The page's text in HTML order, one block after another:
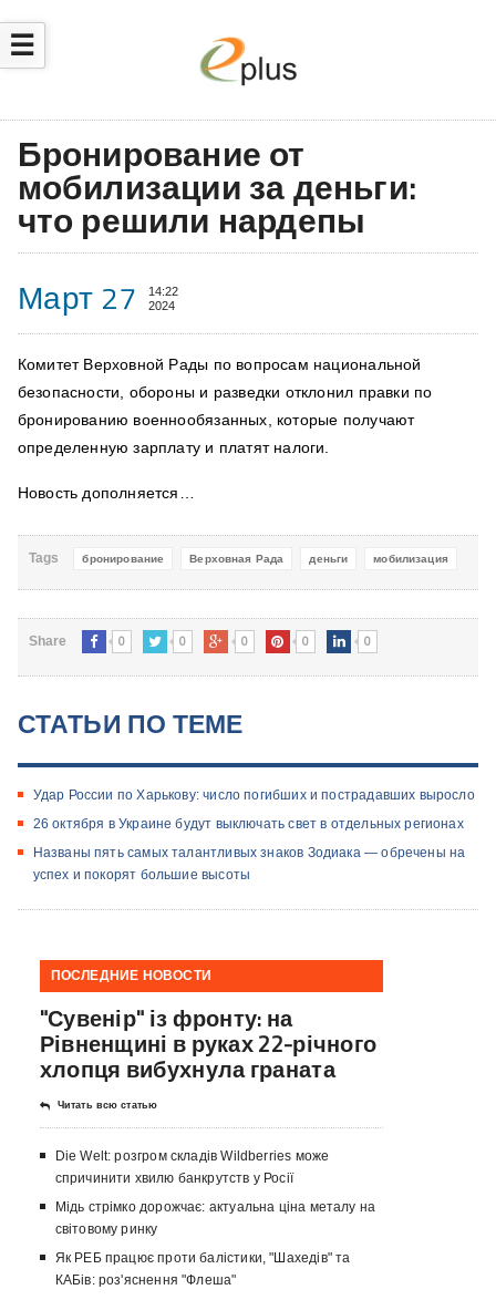
☰
Бронирование от
мобилизации за деньги:
что решили нардепы
Март 27
14:22
2024
Комитет Верховной Рады по вопросам национальной
безопасности, обороны и разведки отклонил правки по
бронированию военнообязанных, которые получают
определенную зарплату и платят налоги.
Новость дополняется…
Tags бронирование Верховная Рада деньги мобилизация
Share 0 0 0 0 0
СТАТЬИ ПО ТЕМЕ
Удар России по Харькову: число погибших и пострадавших выросло
26 октября в Украине будут выключать свет в отдельных регионах
​Названы пять самых талантливых знаков Зодиака — обречены на
успех и покорят большие высоты
ПОСЛЕДНИЕ НОВОСТИ
"Сувенір" із фронту: на
Рівненщині в руках 22-річного
хлопця вибухнула граната
Читать всю статью
Die Welt: розгром складів Wildberries може
спричинити хвилю банкрутств у Росії
Мідь стрімко дорожчає: актуальна ціна металу на
світовому ринку
Як РЕБ працює проти балістики, "Шахедів" та
КАБів: роз'яснення "Флеша"